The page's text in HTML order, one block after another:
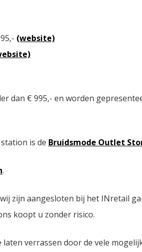
(website)
dan € 995,- en worden
is de Bruidsmode Outlet
.
zijn aangesloten bij het INretail
koopt u zonder risico.
verrassen door de vele